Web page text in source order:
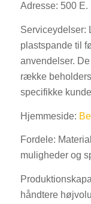
Adresse: 500 E.
Serviceydelser:
plastspande til
anvendelser.
række
specifikke
Hjemmeside:
Fordele:
muligheder og
håndtere